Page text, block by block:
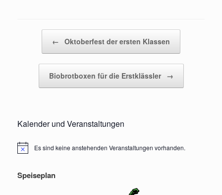
← Oktoberfest der ersten Klassen
Biobrotboxen für die Erstklässler →
Kalender und Veranstaltungen
HinweisEs sind keine anstehenden Veranstaltungen vorhanden.
Speiseplan